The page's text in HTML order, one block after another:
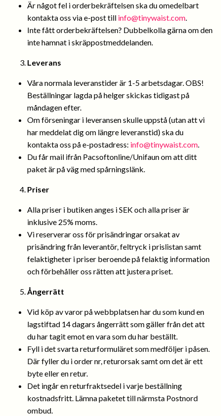
Är något fel i orderbekräftelsen ska du omedelbart
kontakta oss via e-post till info@tinywaist.com.
Inte fått orderbekräftelsen? Dubbelkolla gärna om den
inte hamnat i skräppostmeddelanden.
Leverans
Våra normala leveranstider är 1-5 arbetsdagar. OBS!
Beställningar lagda på helger skickas tidigast på
måndagen efter.
Om förseningar i leveransen skulle uppstå (utan att vi
har meddelat dig om längre leveranstid) ska du
kontakta oss på e-postadress: info@tinywaist.com.
Du får mail ifrån Pacsoftonline/Unifaun om att ditt
paket är på väg med spårningslänk.
Priser
Alla priser i butiken anges i SEK och alla priser är
inklusive 25% moms.
Vi reserverar oss för prisändringar orsakat av
prisändring från leverantör, feltryck i prislistan samt
felaktigheter i priser beroende på felaktig information
och förbehåller oss rätten att justera priset.
Ångerrätt
Vid köp av varor på webbplatsen har du som kund en
lagstiftad 14 dagars ångerrätt som gäller från det att
du har tagit emot en vara som du har beställt.
Fyll i det svarta returformuläret som medföljer i påsen.
Där fyller du i order nr, returorsak samt om det är ett
byte eller en retur.
Det ingår en returfraktsedel i varje beställning
kostnadsfritt. Lämna paketet till närmsta Postnord
ombud.